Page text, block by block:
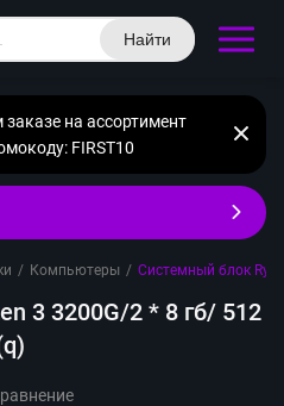
Найти
на ассортимент
FIRST10
/ Компьютеры / Системный блок
3 3200G/2 * 8 гб/ 512